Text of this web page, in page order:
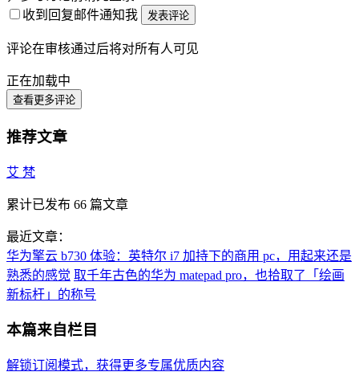
收到回复邮件通知我
发表评论
评论在审核通过后将对所有人可见
正在加载中
查看更多评论
推荐文章
艾 梵
累计已发布 66 篇文章
最近文章：
华为擎云 b730 体验：英特尔 i7 加持下的商用 pc，用起来还是
熟悉的感觉 取千年古色的华为 matepad pro，也拾取了「绘画
新标杆」的称号
本篇来自栏目
解锁订阅模式，获得更多专属优质内容